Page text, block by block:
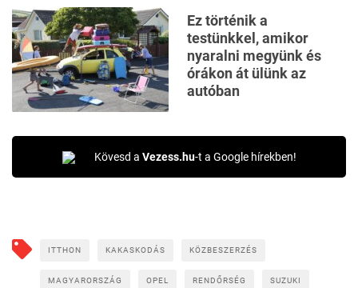
Ez történik a
testünkkel, amikor
nyaralni megyünk és
órákon át ülünk az
autóban
Kövesd a Vezess.hu-t a Google hírekben!
ITTHON KAKASKODÁS KÖZBESZERZÉS
MAGYARORSZÁG OPEL RENDŐRSÉG SUZUKI